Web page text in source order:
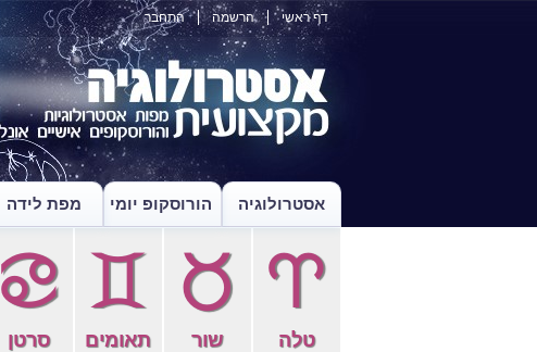
דף ראשי הרשמה התחבר
אסטרולוגיה הורוסקופ יומי מפת לידה
a
טלה
s
שור
d
תאומים
f
סרטן